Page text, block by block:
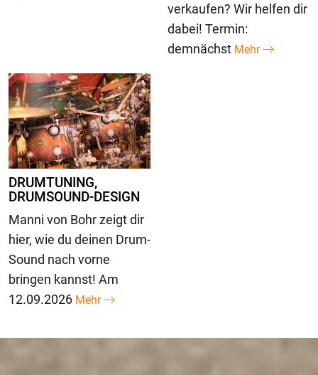
verkaufen? Wir helfen dir
dabei! Termin:
demnächst Mehr
DRUMTUNING,
DRUMSOUND-DESIGN
Manni von Bohr zeigt dir
hier, wie du deinen Drum-
Sound nach vorne
bringen kannst! Am
12.09.2026 Mehr